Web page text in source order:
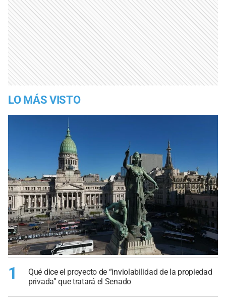
LO MÁS VISTO
1
Qué dice el proyecto de “inviolabilidad de la propiedad
privada” que tratará el Senado